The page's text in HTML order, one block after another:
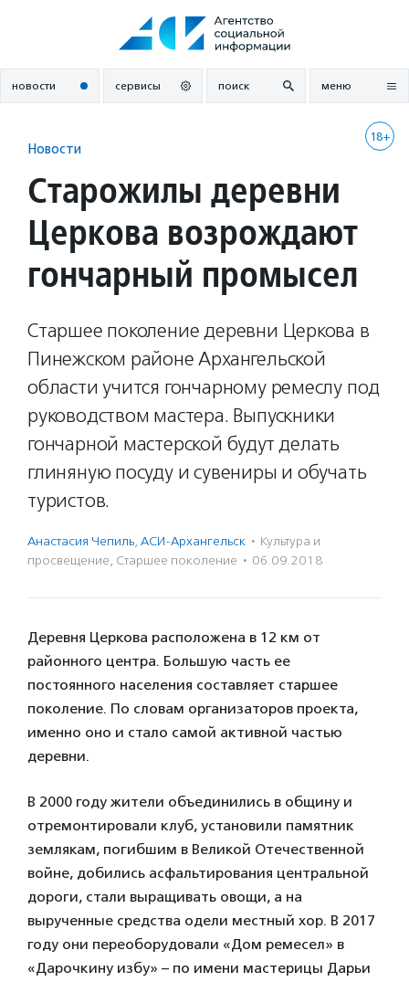
новости сервисы поиск меню
18+
Новости
Старожилы деревни
Церкова возрождают
гончарный промысел
Старшее поколение деревни Церкова в
Пинежском районе Архангельской
области учится гончарному ремеслу под
руководством мастера. Выпускники
гончарной мастерской будут делать
глиняную посуду и сувениры и обучать
туристов.
Анастасия Чепиль, АСИ-Архангельск · Культура и
просвещение, Старшее поколение · 06.09.2018
Деревня Церкова расположена в 12 км от
районного центра. Большую часть ее
постоянного населения составляет старшее
поколение. По словам организаторов проекта,
именно оно и стало самой активной частью
деревни.
В 2000 году жители объединились в общину и
отремонтировали клуб, установили памятник
землякам, погибшим в Великой Отечественной
войне, добились асфальтирования центральной
дороги, стали выращивать овощи, а на
вырученные средства одели местный хор. В 2017
году они переоборудовали «Дом ремесел» в
«Дарочкину избу» – по имени мастерицы Дарьи